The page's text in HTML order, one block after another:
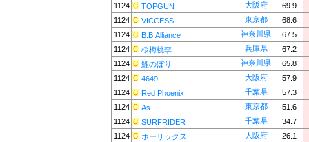
1124
TOPGUN 大阪府
69.9
1124
VICCESS 東京都
68.6
1124
B.B.Alliance 神奈川県
67.5
1124
桜梅桃李 兵庫県
67.2
1124
鯉のぼり 神奈川県
65.8
1124
4649 大阪府
57.9
1124
Red Phoenix 千葉県
57.3
1124
As 東京都
51.6
1124
SURFRIDER 千葉県
34.7
1124
ホーリックス 大阪府
26.1